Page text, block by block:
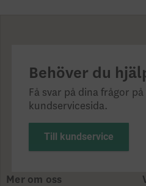
Behöver du
Få svar på dina frågor på
kundservicesida.
Till kundservice
Mer om oss